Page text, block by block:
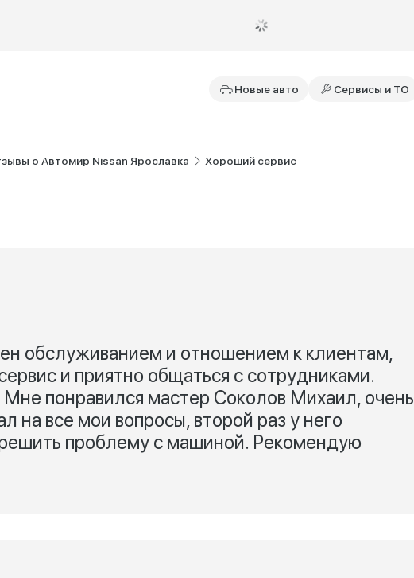
Новые авто Сервисы и ТО
о Автомир Nissan Ярославка Хороший сервис
обслуживанием и отношением к клиентам,
и приятно общаться с сотрудниками.
Мне понравился мастер Соколов Михаил, очень
на все мои вопросы, второй раз у него
проблему с машиной. Рекомендую